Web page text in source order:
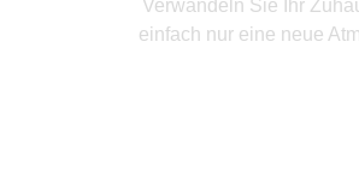
Verwandeln Sie Ihr
einfach nur eine neue